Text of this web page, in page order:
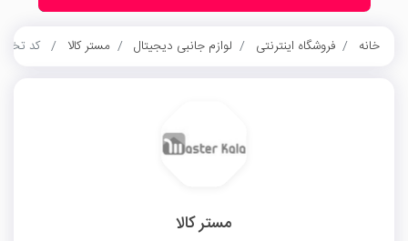
خانه فروشگاه اینترنتی لوازم جانبی دیجیتال مستر کالا کد
مستر کالا